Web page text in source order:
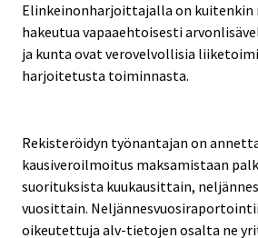
Elinkeinonharjoittajalla on kuitenkin
hakeutua vapaaehtoisesti
ja kunta ovat verovelvollisia
harjoitetusta toiminnasta.
Rekisteröidyn työnantajan on
kausiveroilmoitus maksamistaan
suorituksista kuukausittain,
vuosittain.
oikeutettuja alv-tietojen osalta ne